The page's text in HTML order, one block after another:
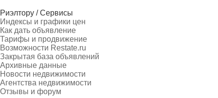
Риэлтору / Сервисы
Индексы и графики цен
Как дать объявление
Тарифы и продвижение
Возможности Restate.ru
Закрытая база объявлений
Архивные данные
Новости недвижимости
Агентства недвижимости
Отзывы и форум